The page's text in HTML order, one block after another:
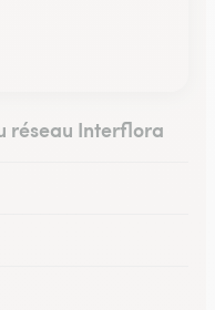
réseau Interflora